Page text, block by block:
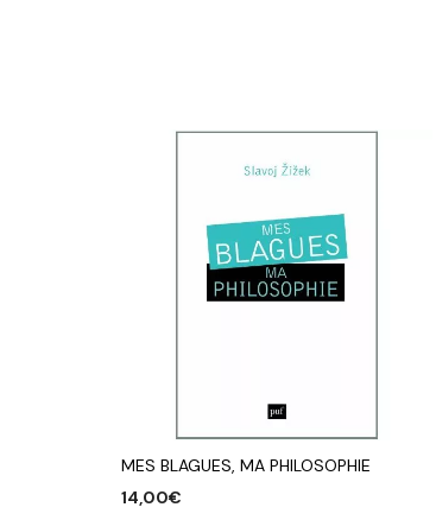
MES BLAGUES, MA PHILOSOPHIE
14,00€